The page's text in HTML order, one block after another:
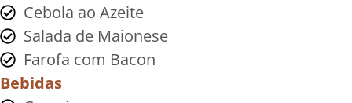
Cebola ao Azeite
Salada de Maionese
Farofa com Bacon
Bebidas